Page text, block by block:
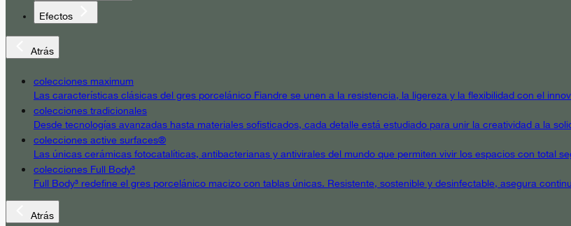
Efectos
Atrás
colecciones maximum
Las características clásicas del gres porcelánico Fiandre se unen a la resistencia, la ligereza y la flexibilidad con el
colecciones tradicionales
Desde tecnologías avanzadas hasta materiales sofisticados, cada detalle está estudiado para unir la creatividad a la
colecciones active surfaces®
Las únicas cerámicas fotocatalíticas, antibacterianas y antivirales del mundo que permiten vivir los espacios con total
colecciones Full Body³
Full Body³ redefine el gres porcelánico macizo con tablas únicas. Resistente, sostenible y desinfectable, asegura
Atrás